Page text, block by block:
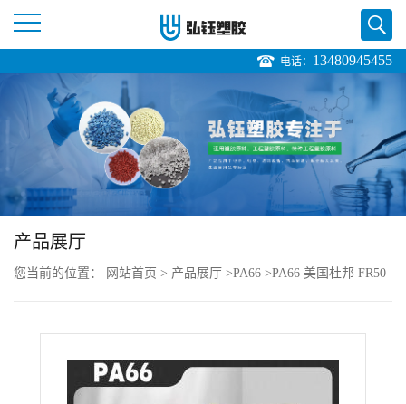
页
公
电话： 13480945455
产品展厅
您当前的位置： 网站首页 > 产品展厅 >PA66 >PA66 美国杜邦 FR50